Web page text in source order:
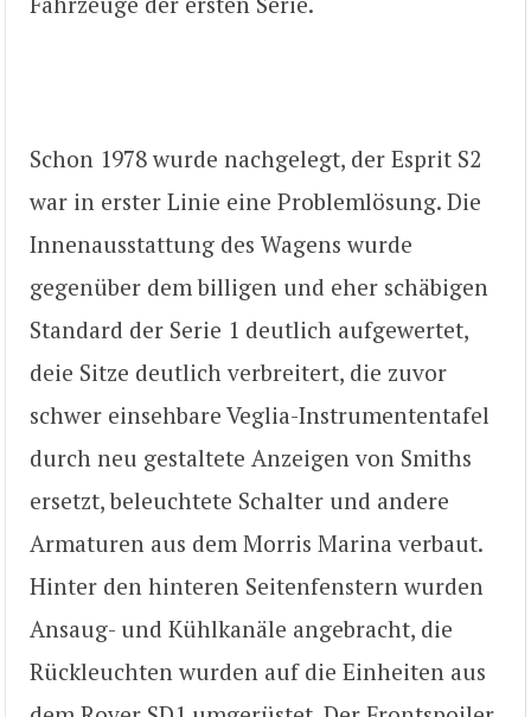
Schon 1978 wurde nachgelegt, der Esprit S2
war in erster Linie eine Problemlösung. Die
Innenausstattung des Wagens wurde
gegenüber dem billigen und eher schäbigen
Standard der Serie 1 deutlich aufgewertet,
deie Sitze deutlich verbreitert, die zuvor
schwer einsehbare Veglia-Instrumententafel
durch neu gestaltete Anzeigen von Smiths
ersetzt, beleuchtete Schalter und andere
Armaturen aus dem Morris Marina verbaut.
Hinter den hinteren Seitenfenstern wurden
Ansaug- und Kühlkanäle angebracht, die
Rückleuchten wurden auf die Einheiten aus